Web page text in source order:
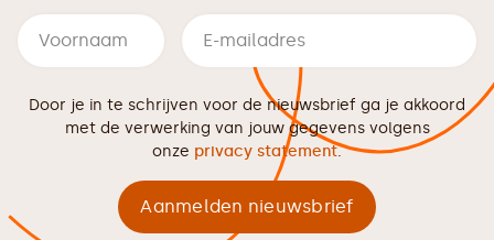
Door je in te schrijven voor de nieuwsbrief ga je akkoord
met de verwerking van jouw gegevens volgens
onze privacy statement.